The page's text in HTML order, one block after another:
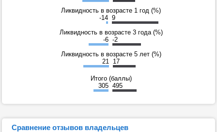
Ликвидность в возрасте 1 год (%)
-14 9
Ликвидность в возрасте 3 года (%)
-6 -2
Ликвидность в возрасте 5 лет (%)
21
17
Итого (баллы)
305 495
Сравнение отзывов владельцев